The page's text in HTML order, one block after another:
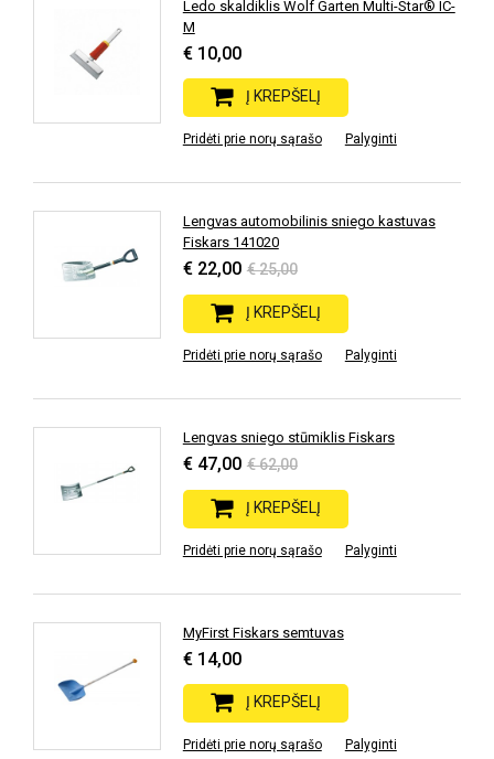
Ledo skaldiklis Wolf Garten Multi-Star® IC-
M
€ 10,00
Į KREPŠELĮ
Pridėti prie norų sąrašo Palyginti
Lengvas automobilinis sniego kastuvas
Fiskars 141020
€ 22,00 € 25,00
Į KREPŠELĮ
Pridėti prie norų sąrašo Palyginti
Lengvas sniego stūmiklis Fiskars
€ 47,00 € 62,00
Į KREPŠELĮ
Pridėti prie norų sąrašo Palyginti
MyFirst Fiskars semtuvas
€ 14,00
Į KREPŠELĮ
Pridėti prie norų sąrašo Palyginti